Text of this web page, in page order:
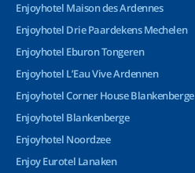
Enjoyhotel Maison des Ardennes
Enjoyhotel Drie Paardekens Mechelen
Enjoyhotel Eburon Tongeren
Enjoyhotel L’Eau Vive Ardennen
Enjoyhotel Corner House Blankenberge
Enjoyhotel Blankenberge
Enjoyhotel Noordzee
Enjoy Eurotel Lanaken